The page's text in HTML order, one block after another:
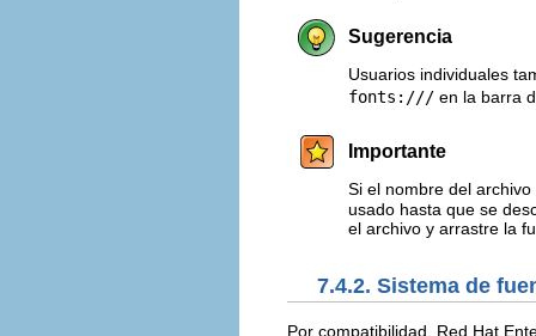
Sugerencia
Usuarios individuales
fonts:/// en la barra
Importante
Si el nombre del
usado hasta que se
el archivo y arrastre la
7.4.2. Sistema de
Por compatibilidad, Red Hat